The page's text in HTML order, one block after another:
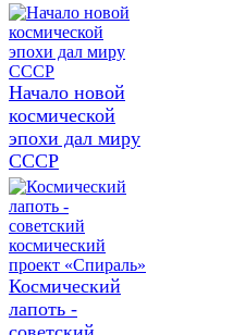
Начало новой
космической
эпохи дал миру
СССР
Космический
лапоть -